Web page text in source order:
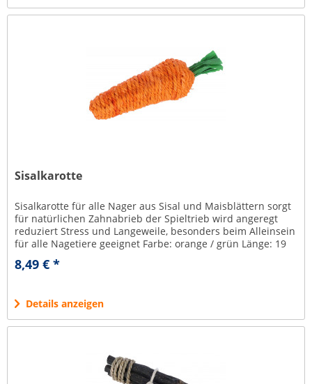
Sisalkarotte
Sisalkarotte für alle Nager aus Sisal und Maisblättern sorgt
für natürlichen Zahnabrieb der Spieltrieb wird angeregt
reduziert Stress und Langeweile, besonders beim Alleinsein
für alle Nagetiere geeignet Farbe: orange / grün Länge: 19
8,49 € *
Details anzeigen